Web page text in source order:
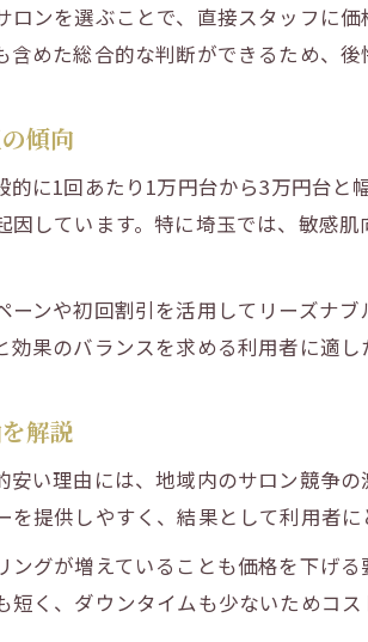
埼玉県で選ぶべきハーブ
ハーブピーリング経験者が
ハーブピーリングの剥離ありと
ハーブピーリング剥離あ
剥離なしハーブピーリング
剥離ありハーブピーリング
ハーブピーリングでダウ
施術後の過ごし方でハー
敏感肌でも安心なハーブ
ダウンタイムが少ないハ
ンを選ぶことで、直接スタッフに
めた総合的な判断ができるため、後
傾向
に1回あたり1万円台から3万円台
しています。特に埼玉では、敏感
ンや初回割引を活用してリーズナ
果のバランスを求める利用者に適し
解説
い理由には、地域内のサロン競争
提供しやすく、結果として利用者に
グが増えていることも価格を下げ
く、ダウンタイムも少ないためコ